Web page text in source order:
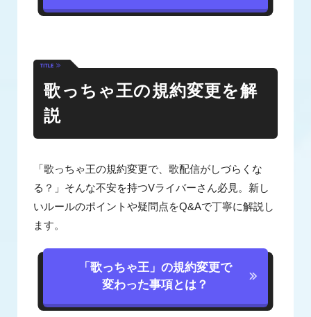
歌っちゃ王の規約変更を解
説
「歌っちゃ王の規約変更で、歌配信がしづらくな
る？」そんな不安を持つVライバーさん必見。新し
いルールのポイントや疑問点をQ&Aで丁寧に解説し
ます。
「歌っちゃ王」の規約変更で
変わった事項とは？